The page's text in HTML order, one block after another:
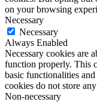
on your browsing
Necessary
Necessary
Always Enabled
Necessary cookies are
function properly. This
basic functionalities
cookies do not store
Non-necessary